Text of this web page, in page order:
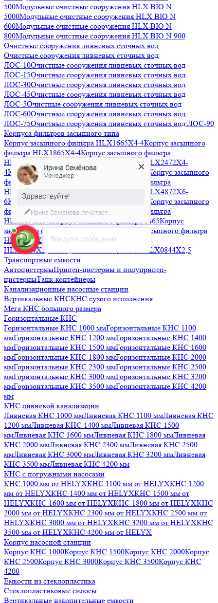
500Модульные очистные сооружения HLX BIO N
5000Модульные очистные сооружения HLX BIO N
600Модульные очистные сооружения HLX BIO N
800Модульные очистные сооружения HLX BIO N 900
Очистные сооружения ливневых сточных вод
Очистные сооружения ливневых сточных вод
ЛОС-10Очистные сооружения ливневых сточных вод
ЛОС-15Очистные сооружения ливневых сточных вод
ЛОС-30Очистные сооружения ливневых сточных вод
ЛОС-45Очистные сооружения ливневых сточных вод
ЛОС-5Очистные сооружения ливневых сточных вод
ЛОС-60Очистные сооружения ливневых сточных вод
ЛОС-75Очистные сооружения ливневых сточных вод ЛОС-90
Корпуса фильтров засыпного типа
Корпус засыпного фильтра HLX1665X4-4Корпус засыпного
фильтра HLX1865X4-4Корпус засыпного фильтра
HLX2162X4-4
Корпус засыпного фильтра HLX2472X4-
4Корпус засыпного фильтра HLX3072X4-4
Корпус засыпного
фильтра HLX3672X4-4
Корпус засыпного фильтра
HLX4272X6-6
Корпус засыпного фильтра HLX4872X6-
6Корпус засыпного фильтра HLX6386X6-6
Корпус засыпного
фильтра HLX7296X6-6 Корпус засыпного фильтра
HLX8096X6-6Корпус засыпного фильтра 1465Корпус
засыпного фильтра HLX1354X2,5Корпус засыпного фильтра
HLX1248X2,5Корпус засыпного фильтра
HLX1054X2,5Корпус засыпного фильтра HLX0844X2,5
Транспортные емкости
АвтоцистерныПрицеп-цистерны и полуприцеп-
цистерныТанк-контейнеры
Канализационные насосные станции
Вертикальные КНСКНС сухого исполнения
Мега КНС большого размера
Горизонтальные КНС
Горизонтальные КНС 1000 ммГоризонтальные КНС 1100
ммГоризонтальные КНС 1200 ммГоризонтальные КНС 1400
ммГоризонтальные КНС 1500 ммГоризонтальные КНС 1600
ммГоризонтальные КНС 1800 ммГоризонтальные КНС 2000
ммГоризонтальные КНС 2300 ммГоризонтальные КНС 2500
ммГоризонтальные КНС 3000 ммГоризонтальные КНС 3200
ммГоризонтальные КНС 3500 ммГоризонтальные КНС 4200
мм
КНС ливневой канализации
Ливневая КНС 1000 ммЛивневая КНС 1100 ммЛивневая КНС
1200 ммЛивневая КНС 1400 ммЛивневая КНС 1500
ммЛивневая КНС 1600 ммЛивневая КНС 1800 ммЛивневая
КНС 2000 ммЛивневая КНС 2300 ммЛивневая КНС 2500
ммЛивневая КНС 3000 ммЛивневая КНС 3200 ммЛивневая
КНС 3500 ммЛивневая КНС 4200 мм
КНС с погружными насосами
КНС 1000 мм от HELYXКНС 1100 мм от HELYXКНС 1200
мм от HELYXКНС 1400 мм от HELYXКНС 1500 мм от
HELYXКНС 1600 мм от HELYXКНС 1800 мм от HELYXКНС
2000 мм от HELYXКНС 2300 мм от HELYXКНС 2500 мм от
HELYXКНС 3000 мм от HELYXКНС 3200 мм от HELYXКНС
3500 мм от HELYXКНС 4200 мм от HELYX
Корпус насосной станции
Корпус КНС 1000Корпус КНС 1500Корпус КНС 2000Корпус
КНС 2500Корпус КНС 3000Корпус КНС 3500Корпус КНС
4200
Емкости из стеклопластика
Стеклопластиковые силосы
Вертикальные накопительные емкости
Введите сообщение
Ирина Семёнова
Менеджер
Здравствуйте!
Мы подготовили для Вас
специальное предложение!